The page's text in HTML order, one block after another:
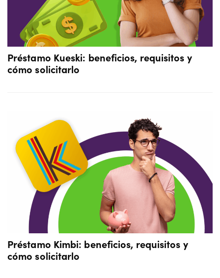
Préstamo Kueski: beneficios, requisitos y
cómo solicitarlo
Préstamo Kimbi: beneficios, requisitos y
cómo solicitarlo